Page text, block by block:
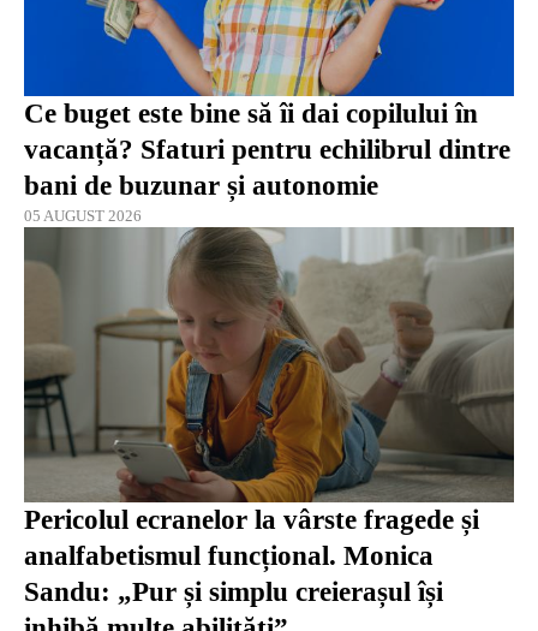
Ce buget este bine să îi dai copilului în
vacanță? Sfaturi pentru echilibrul dintre
bani de buzunar și autonomie
05 AUGUST 2026
Pericolul ecranelor la vârste fragede și
analfabetismul funcțional. Monica
Sandu: „Pur și simplu creierașul își